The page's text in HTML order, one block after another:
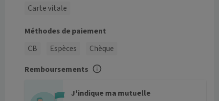
Carte vitale
Méthodes de paiement
CB
Espèces
Chèque
Remboursements
J'indique ma mutuelle